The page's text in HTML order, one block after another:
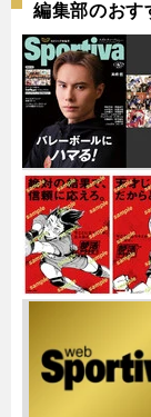
編集部のおす